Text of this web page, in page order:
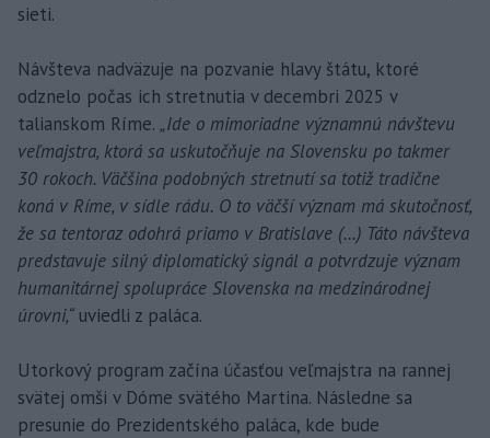
sieti.
Návšteva nadväzuje na pozvanie hlavy štátu, ktoré
odznelo počas ich stretnutia v decembri 2025 v
talianskom Ríme. „Ide o mimoriadne významnú návštevu
veľmajstra, ktorá sa uskutočňuje na Slovensku po takmer
30 rokoch. Väčšina podobných stretnutí sa totiž tradične
koná v Ríme, v sídle rádu. O to väčší význam má skutočnosť,
že sa tentoraz odohrá priamo v Bratislave (...) Táto návšteva
predstavuje silný diplomatický signál a potvrdzuje význam
humanitárnej spolupráce Slovenska na medzinárodnej
úrovni,“ uviedli z paláca.
Utorkový program začína účasťou veľmajstra na rannej
svätej omši v Dóme svätého Martina. Následne sa
presunie do Prezidentského paláca, kde bude